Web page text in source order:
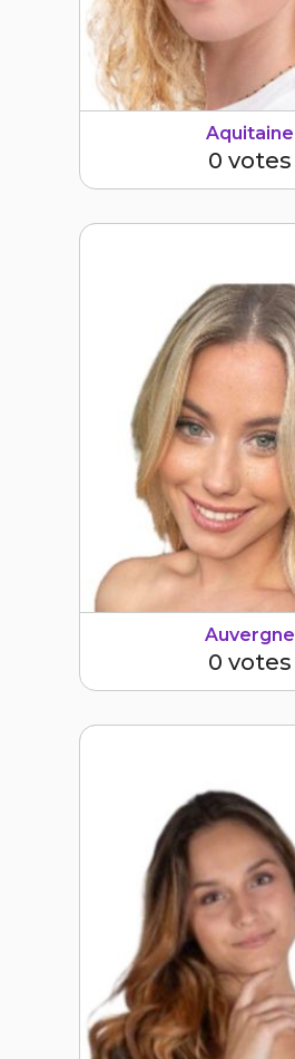
Aquitaine
0 votes
Auvergne
0 votes